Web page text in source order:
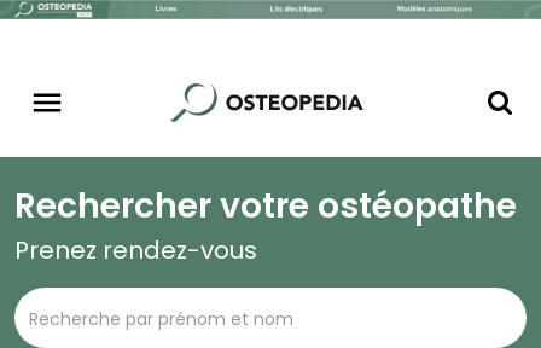
Rechercher votre ostéopathe
Prenez rendez-vous